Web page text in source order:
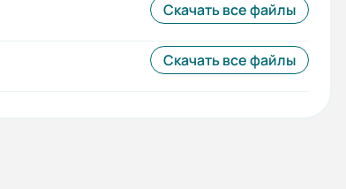
Скачать все файлы
Скачать все файлы